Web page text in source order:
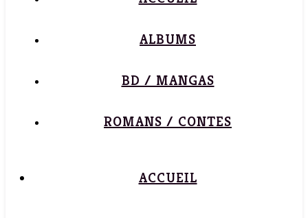
ALBUMS
BD / MANGAS
ROMANS / CONTES
ACCUEIL